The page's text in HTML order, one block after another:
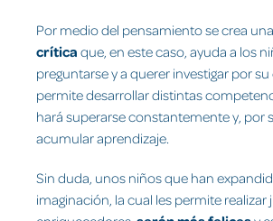
Por medio del pensamiento se crea una
crítica que, en este caso, ayuda a los
preguntarse y a querer investigar por
permite desarrollar distintas
hará superarse constantemente y, por
acumular aprendizaje.
Sin duda, unos niños que han
imaginación, la cual les permite realizar